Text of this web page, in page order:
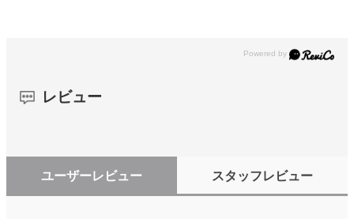
レビュー
ユーザーレビュー スタッフレビュー